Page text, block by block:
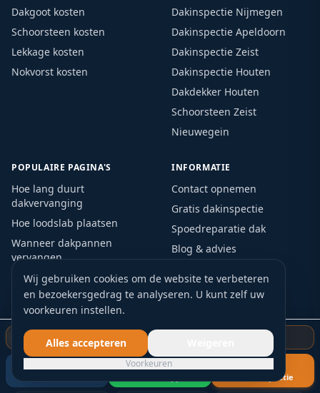
Dakgoot kosten
Schoorsteen kosten
Lekkage kosten
Nokvorst kosten
Dakinspectie Nijmegen
Dakinspectie Apeldoorn
Dakinspectie Zeist
Dakinspectie Houten
Dakdekker Houten
Schoorsteen Zeist
Nieuwegein
POPULAIRE PAGINA'S
Hoe lang duurt
dakvervanging
Hoe loodslab plaatsen
Wanneer dakpannen
vervangen
Levensduur EPDM dak
Dak lekt water
Subsidie dakrenovatie
Verzekering bij dakschade
INFORMATIE
Contact opnemen
Gratis dakinspectie
Spoedreparatie dak
Blog & advies
Gratis dakinspectie starten
Gratis inspectie
Wij gebruiken cookies om de website te verbeteren
en bezoekersgedrag te analyseren. U kunt zelf uw
voorkeuren instellen.
Alles accepteren
Voorkeuren